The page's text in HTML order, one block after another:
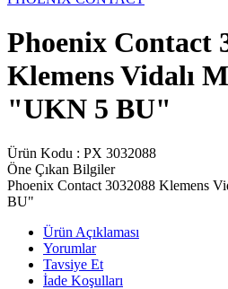
Phoenix Contact
Klemens Vidalı
"UKN 5 BU"
Ürün Kodu : PX 3032088
Öne Çıkan Bilgiler
Phoenix Contact 3032088 Klemens
BU"
Ürün Açıklaması
Yorumlar
Tavsiye Et
İade Koşulları